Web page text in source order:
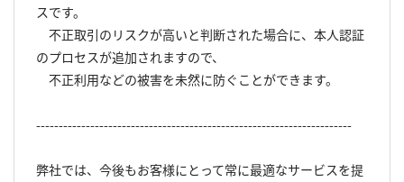
スです。
不正取引のリスクが高いと判断された場合に、本人認証
のプロセスが追加されますので、
不正利用などの被害を未然に防ぐことができます。
----------------------------------------------------------------------
弊社では、今後もお客様にとって常に最適なサービスを提